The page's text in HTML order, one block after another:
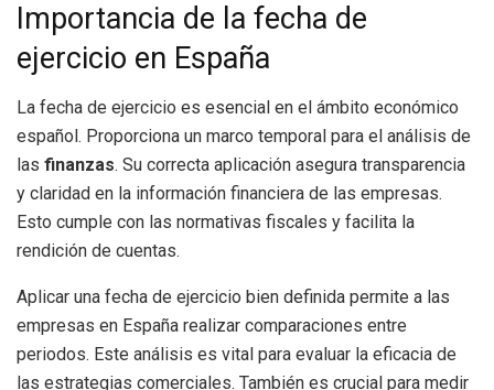
Importancia de la fecha de
ejercicio en España
La fecha de ejercicio es esencial en el ámbito económico
español. Proporciona un marco temporal para el análisis de
las finanzas. Su correcta aplicación asegura transparencia
y claridad en la información financiera de las empresas.
Esto cumple con las normativas fiscales y facilita la
rendición de cuentas.
Aplicar una fecha de ejercicio bien definida permite a las
empresas en España realizar comparaciones entre
periodos. Este análisis es vital para evaluar la eficacia de
las estrategias comerciales. También es crucial para medir